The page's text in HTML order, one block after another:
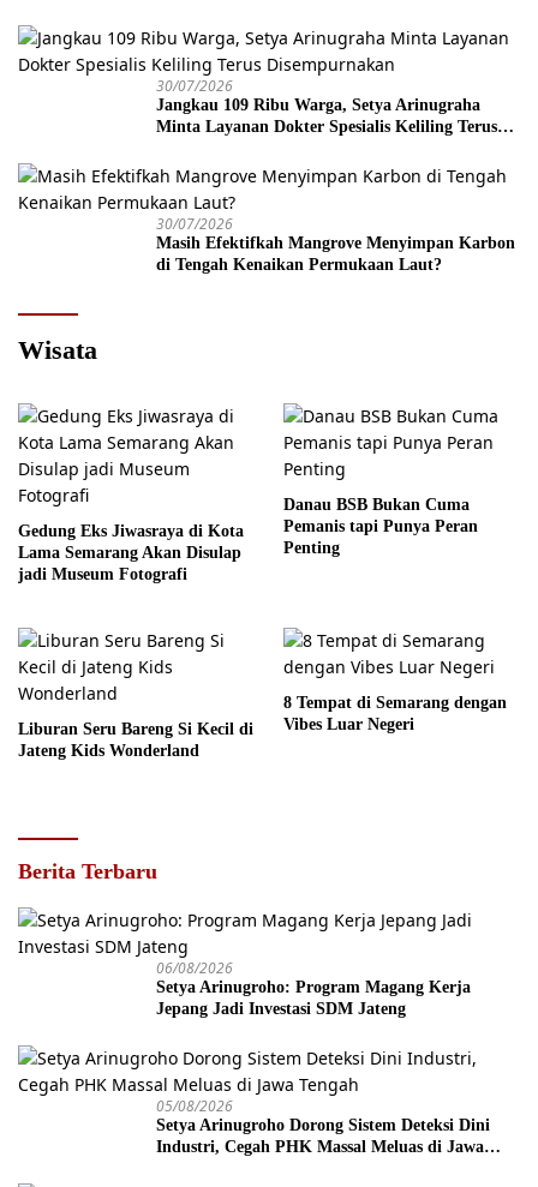
30/07/2026
Jangkau 109 Ribu Warga, Setya Arinugraha
Minta Layanan Dokter Spesialis Keliling Terus
30/07/2026
Masih Efektifkah Mangrove Menyimpan Karbon
di Tengah Kenaikan Permukaan Laut?
Wisata
Gedung Eks Jiwasraya di Kota
Lama Semarang Akan Disulap
jadi Museum Fotografi
Danau BSB Bukan Cuma
Pemanis tapi Punya Peran
Penting
Liburan Seru Bareng Si Kecil di
Jateng Kids Wonderland
8 Tempat di Semarang dengan
Vibes Luar Negeri
Berita Terbaru
06/08/2026
Setya Arinugroho: Program Magang Kerja
Jepang Jadi Investasi SDM Jateng
05/08/2026
Setya Arinugroho Dorong Sistem Deteksi Dini
Industri, Cegah PHK Massal Meluas di Jawa